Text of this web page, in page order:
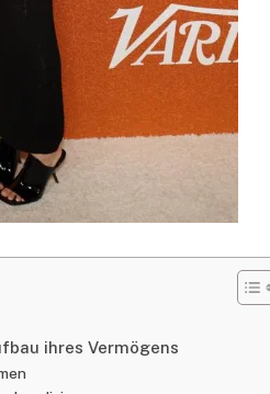
ihres Vermögens